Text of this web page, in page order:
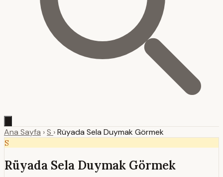
Ana Sayfa ›S ›Rüyada Sela Duymak Görmek
S
Rüyada Sela Duymak Görmek